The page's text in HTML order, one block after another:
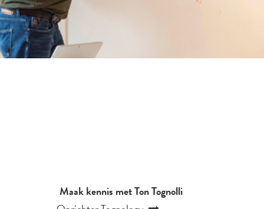
Maak kennis met Ton Tognolli